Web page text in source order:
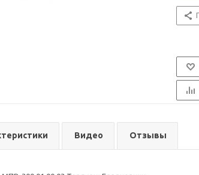
Видео Отзывы